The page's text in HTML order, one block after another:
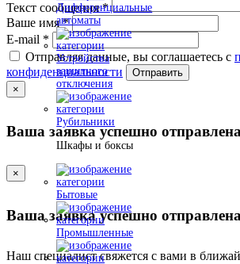
Дифференциальные
автоматы
Устройства
защитного
отключения
Рубильники
Шкафы и боксы
Бытовые
Промышленные
Текст сообщения*
Ваше имя*
E-mail *
Отправляя данные, вы соглашаетесь с
конфиденциальности
Отправить
×
Ваша заявка успешно
×
Ваша заявка успешно
Наш специалист свяжется с вами в